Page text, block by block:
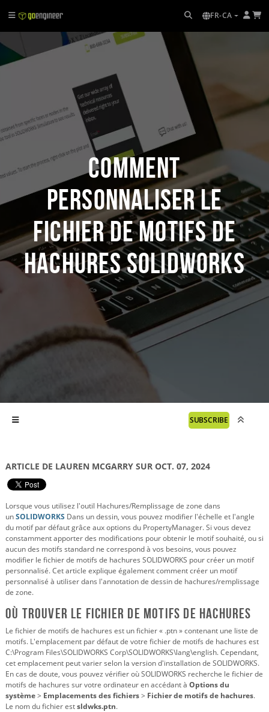
FR-CA
Comment
personnaliser le
fichier de motifs de
hachures SOLIDWORKS
SUBSCRIBE
ARTICLE DE LAUREN MCGARRY SUR OCT. 07, 2024
Lorsque vous utilisez l'outil Hachures/Remplissage de zone dans
unSOLIDWORKS Dans un dessin, vous pouvez modifier l'échelle et l'angle
du motif par défaut grâce aux options du PropertyManager. Si vous devez
constamment apporter des modifications pour obtenir le motif souhaité, ou si
aucun des motifs standard ne correspond à vos besoins, vous pouvez
modifier le fichier de motifs de hachures SOLIDWORKS pour créer un motif
personnalisé. Cet article explique également comment créer un motif
personnalisé à utiliser dans l'annotation de dessin de hachures/remplissage
de zone.
Où trouver le fichier de motifs de hachures
Le fichier de motifs de hachures est un fichier « .ptn » contenant une liste de
motifs. L'emplacement par défaut de votre fichier de motifs de hachures est
C:\Program Files\SOLIDWORKS Corp\SOLIDWORKS\lang\english. Cependant,
cet emplacement peut varier selon la version d'installation de SOLIDWORKS.
En cas de doute, vous pouvez vérifier où SOLIDWORKS recherche le fichier de
motifs de hachures sur votre ordinateur en accédant à Options du
système> Emplacements des fichiers> Fichier de motifs de hachures.
Le nom du fichier estsldwks.ptn.